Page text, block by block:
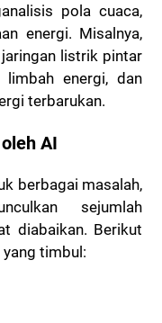
pola cuaca,
energi. Misalnya,
listrik pintar
limbah energi, dan
terbarukan.
AI
berbagai masalah,
sejumlah
diabaikan. Berikut
timbul: